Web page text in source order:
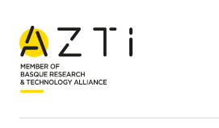
Inicio Equipo Mercedes Caro Burgos